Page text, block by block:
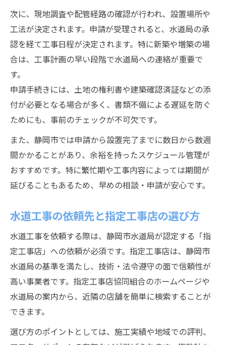
次に、現地調査や配管経路の確認が行われ、設置場所や
工法が決定されます。申請が受理されると、水道局の承
認を経て工事日程が決定されます。特に新築や増築の場
合は、工事計画の早い段階で水道局への連絡が重要で
す。
申請手続きには、土地の権利書や建築確認済証などの添
付が必要となる場合が多く、書類不備による遅延を防ぐ
ためにも、事前のチェックが不可欠です。
また、静岡市では申請から設置完了までに数日から数週
間かかることがあり、余裕を持ったスケジュール管理が
おすすめです。特に繁忙期や工事内容によっては期間が
延びることもあるため、早めの相談・申請が安心です。
水道工事の依頼先と指定工事店の選び方
水道工事を依頼する際は、静岡市水道局が認定する「指
定工事店」への依頼が必須です。指定工事店は、静岡市
水道局の基準を満たし、技術・法令遵守の面で信頼性が
高い事業者です。指定工事店協同組合のホームページや
水道局の案内から、近隣の店舗を簡単に検索することが
できます。
選び方のポイントとしては、施工実績や地域での評判、